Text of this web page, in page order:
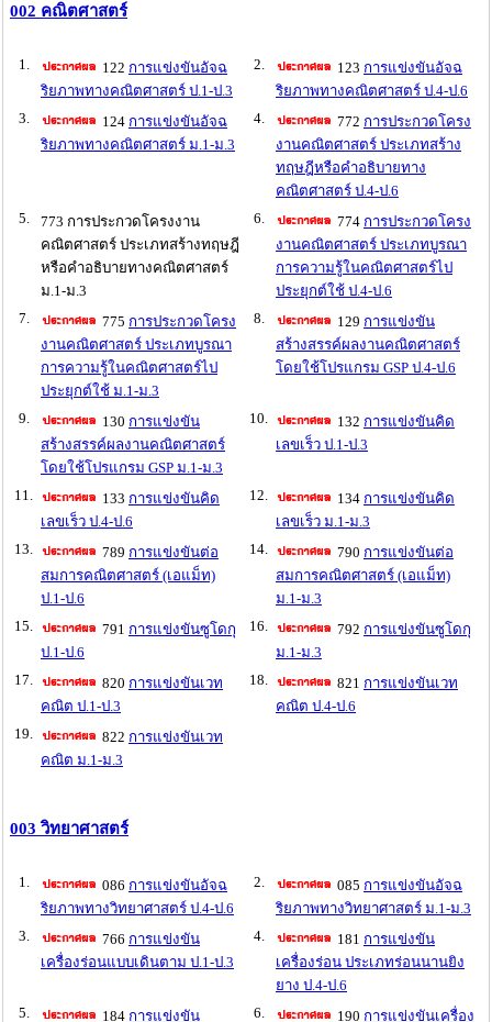
002 คณิตศาสตร์
1. 122 การแข่งขันอัจฉ
ริยภาพทางคณิตศาสตร์ ป.1-ป.3
2. 123 การแข่งขันอัจฉ
ริยภาพทางคณิตศาสตร์ ป.4-ป.6
3.
124 การแข่งขันอัจฉ
ริยภาพทางคณิตศาสตร์ ม.1-ม.3
4. 772 การประกวดโครง
งานคณิตศาสตร์ ประเภทสร้าง
ทฤษฎีหรือคำอธิบายทาง
คณิตศาสตร์ ป.4-ป.6
5.
773 การประกวดโครงงาน
คณิตศาสตร์ ประเภทสร้างทฤษฎี
หรือคำอธิบายทางคณิตศาสตร์
ม.1-ม.3
6. 774 การประกวดโครง
งานคณิตศาสตร์ ประเภทบูรณา
การความรู้ในคณิตศาสตร์ไป
ประยุกต์ใช้ ป.4-ป.6
7.
775 การประกวดโครง
งานคณิตศาสตร์ ประเภทบูรณา
การความรู้ในคณิตศาสตร์ไป
ประยุกต์ใช้ ม.1-ม.3
8. 129 การแข่งขัน
สร้างสรรค์ผลงานคณิตศาสตร์
โดยใช้โปรแกรม GSP ป.4-ป.6
9. 130 การแข่งขัน
สร้างสรรค์ผลงานคณิตศาสตร์
โดยใช้โปรแกรม GSP ม.1-ม.3
10. 132 การแข่งขันคิด
เลขเร็ว ป.1-ป.3
11. 133 การแข่งขันคิด
เลขเร็ว ป.4-ป.6
12. 134 การแข่งขันคิด
เลขเร็ว ม.1-ม.3
13.
789 การแข่งขันต่อ
สมการคณิตศาสตร์ (เอแม็ท)
ป.1-ป.6
14. 790 การแข่งขันต่อ
สมการคณิตศาสตร์ (เอแม็ท)
ม.1-ม.3
15.
791 การแข่งขันซูโดกุ
ป.1-ป.6
16. 792 การแข่งขันซูโดกุ
ม.1-ม.3
17.
820 การแข่งขันเวท
คณิต ป.1-ป.3
18. 821 การแข่งขันเวท
คณิต ป.4-ป.6
19.
822 การแข่งขันเวท
คณิต ม.1-ม.3
003 วิทยาศาสตร์
1. 086 การแข่งขันอัจฉ
ริยภาพทางวิทยาศาสตร์ ป.4-ป.6
2. 085 การแข่งขันอัจฉ
ริยภาพทางวิทยาศาสตร์ ม.1-ม.3
3.
766 การแข่งขัน
เครื่องร่อนแบบเดินตาม ป.1-ป.3
4. 181 การแข่งขัน
เครื่องร่อน ประเภทร่อนนานยิง
ยาง ป.4-ป.6
5.
184 การแข่งขัน
6. 190 การแข่งขันเครื่อง